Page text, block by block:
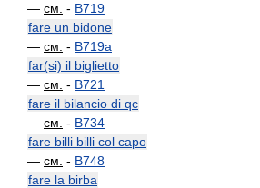
— см. - B719
fare un bidone
— см. - B719a
far(si) il biglietto
— см. - B721
fare il bilancio di qc
— см. - B734
fare billi billi col capo
— см. - B748
fare la birba